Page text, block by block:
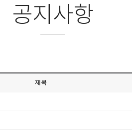
공지사항
제목